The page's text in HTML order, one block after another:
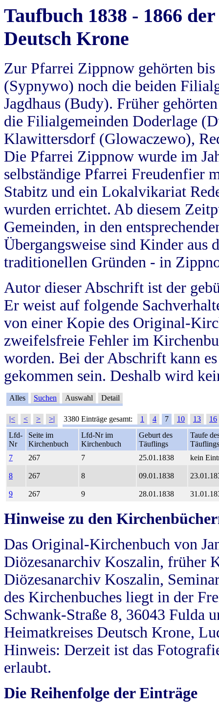
Taufbuch 1838 - 1866
Deutsch Krone
Zur Pfarrei Zippnow gehörten
(Sypnywo) noch die beiden
Jagdhaus (Budy). Früher
die Filialgemeinden Doderlage
Klawittersdorf (Glowaczewo),
Die Pfarrei Zippnow wurde im
selbständige Pfarrei Freudenfier
Stabitz und ein Lokalvikariat
wurden errichtet. Ab diesem
Gemeinden, in den
Übergangsweise sind Kinder aus
traditionellen Gründen - in
Autor dieser Abschrift ist der
Er weist auf folgende
von einer Kopie des Original-
zweifelsfreie Fehler im
worden. Bei der Abschrift kann
gekommen sein. Deshalb wird
Alles Suchen Auswahl Detail
|< < > >| 3380 Einträge gesamt: 1 4 7 10 13
16
Lfd-
Nr
Seite im
Kirchenbuch
Lfd-Nr im
Kirchenbuch
Geburt des
Täuflings
Taufe
Täuflings
7
267 7 25.01.1838 kein
8 267 8 09.01.1838
9 267 9 28.01.1838
Hinweise zu den
Das Original-Kirchenbuch von
Diözesanarchiv Koszalin, früher
Diözesanarchiv Koszalin,
des Kirchenbuches liegt in der
Schwank-Straße 8, 36043 Fulda
Heimatkreises Deutsch Krone,
Hinweis: Derzeit ist das
erlaubt.
Die Reihenfolge der Einträge